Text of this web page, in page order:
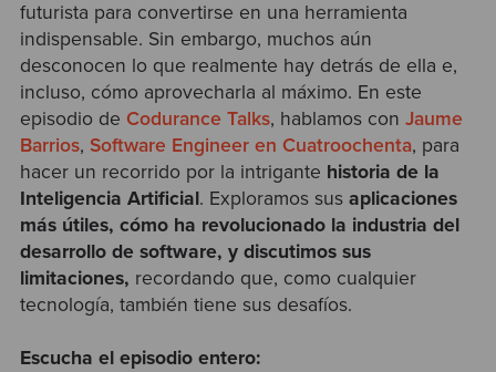
futurista para convertirse en una herramienta
indispensable. Sin embargo, muchos aún
desconocen lo que realmente hay detrás de ella e,
incluso, cómo aprovecharla al máximo. En este
episodio de Codurance Talks, hablamos con Jaume
Barrios, Software Engineer en Cuatroochenta, para
hacer un recorrido por la intrigante historia de la
Inteligencia Artificial. Exploramos sus aplicaciones
más útiles, cómo ha revolucionado la industria del
desarrollo de software, y discutimos sus
limitaciones, recordando que, como cualquier
tecnología, también tiene sus desafíos.
Escucha el episodio entero: